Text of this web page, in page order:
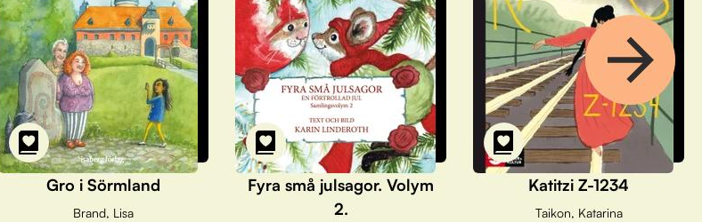
Gro i Sörmland
Brand, Lisa
Fyra små julsagor. Volym
2.
Katitzi Z-1234
Taikon, Katarina